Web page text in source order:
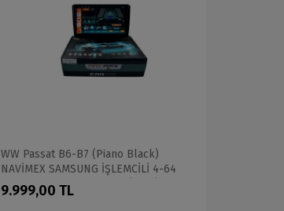
WW Passat B6-B7 (Piano Black)
NAVİMEX SAMSUNG İŞLEMCİLİ 4-64
PROFESYONEL OEM MULTİMEDİA
9.999,00 TL